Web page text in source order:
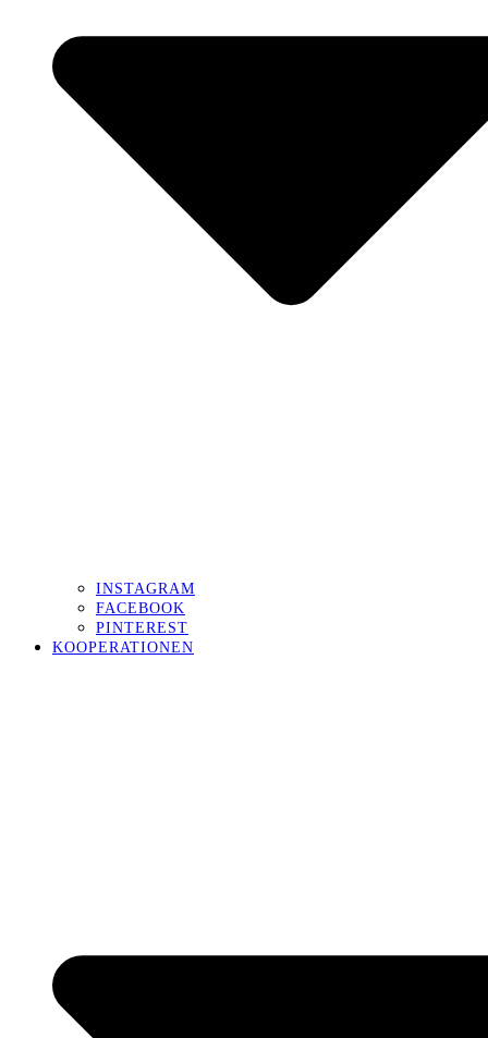
INSTAGRAM
FACEBOOK
PINTEREST
KOOPERATIONEN